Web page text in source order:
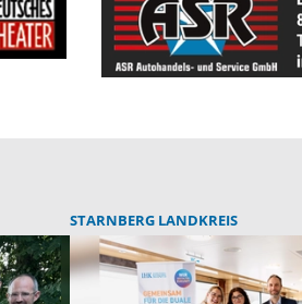
STARNBERG LANDKREIS